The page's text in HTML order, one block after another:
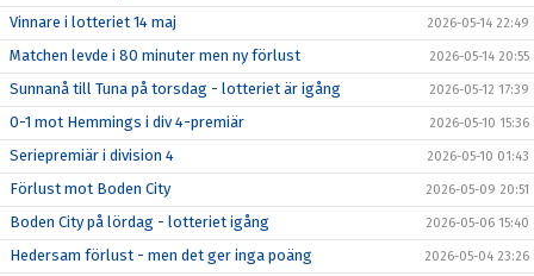
Vinnare i lotteriet 14 maj 2026-05-14 22:49
Matchen levde i 80 minuter men ny förlust 2026-05-14 20:55
Sunnanå till Tuna på torsdag - lotteriet är igång 2026-05-12 17:39
0-1 mot Hemmings i div 4-premiär 2026-05-10 15:36
Seriepremiär i division 4 2026-05-10 01:43
Förlust mot Boden City 2026-05-09 20:51
Boden City på lördag - lotteriet igång 2026-05-06 15:40
Hedersam förlust - men det ger inga poäng 2026-05-04 23:26